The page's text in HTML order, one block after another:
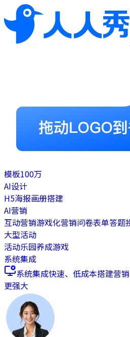
模板100万
AI设计
H5海报画册搭建
AI营销
互动营销游戏化营销问卷表单答题
大型活动
活动乐园养成游戏
系统集成
系统集成快速、低成本搭建营
更强大